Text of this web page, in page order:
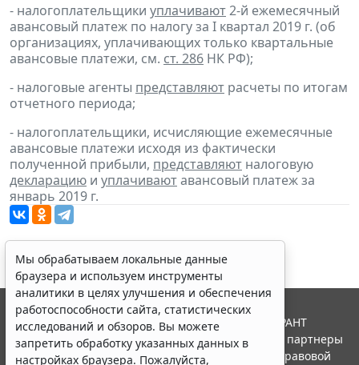
- налогоплательщики уплачивают2-й ежемесячный
авансовый платеж по налогу за I квартал 2019 г. (об
организациях, уплачивающих только квартальные
авансовые платежи, см. ст. 286 НК РФ);
- налоговые агенты представляют расчеты по итогам
отчетного периода;
- налогоплательщики, исчисляющие ежемесячные
авансовые платежи исходя из фактически
полученной прибыли, представляют налоговую
декларацию и уплачиваютавансовый платеж за
январь 2019 г.
Мы обрабатываем локальные данные
браузера и используем инструменты
аналитики в целях улучшения и обеспечения
работоспособности сайта, статистических
исследований и обзоров. Вы можете
запретить обработку указанных данных в
настройках браузера. Пожалуйста,
© ООО "НПП "ГАРАНТ-СЕРВИС", 2026. Система ГАРАНТ
выпускается с 1990 года. Компания "Гарант" и ее партнеры
являются участниками Российской ассоциации правовой